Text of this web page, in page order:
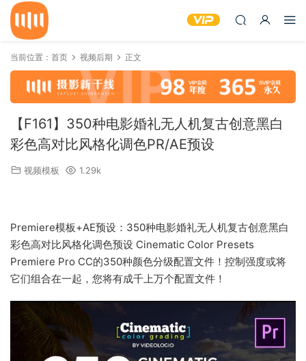
当前位置： 首页 视频后期 正文
【F161】350种电影婚礼无人机复古创意黑白
彩色高对比风格化调色PR/AE预设
视频模板 1.29k
Premiere模板+AE预设：350种电影婚礼无人机复古创意黑白
彩色高对比风格化调色预设 Cinematic Color Presets
Premiere Pro CC的350种颜色分级配置文件！控制强度或将
它们组合在一起，您将有成千上万个配置文件！